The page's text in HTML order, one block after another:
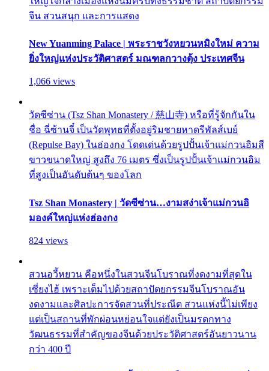
จีน สวนสนุก และการแสดง
New Yuanming Palace | พระราชวังหยวนหมิงใหม่ ความ
ยิ่งใหญ่แห่งประวัติศาสตร์ มณฑลกวางตุ้ง ประเทศจีน
1,066 views
วัดซีซ่าน (Tsz Shan Monastery / 慈山寺) หรือที่รู้จักกันใน
ชื่อ ฉี่ซ้านจี๋ เป็นวัดพุทธที่ตั้งอยู่ริมชายหาดรีพัลส์เบย์
(Repulse Bay) ในฮ่องกง โดดเด่นด้วยรูปปั้นเจ้าแม่กวนอิมสี
ขาวขนาดใหญ่ สูงถึง 76 เมตร ซึ่งเป็นรูปปั้นเจ้าแม่กวนอิม
ที่สูงเป็นอันดับต้นๆ ของโลก
Tsz Shan Monastery | วัดซีซ่าน…งามสง่าเจ้าแม่กวนอิ
มองค์ใหญ่แห่งฮ่องกง
824 views
สวนอวี้หยวน คือหนึ่งในสวนจีนโบราณที่งดงามที่สุดใน
เซี่ยงไฮ้ เพราะเต็มไปด้วยสถาปัตยกรรมจีนโบราณอัน
งดงามและศิลปะการจัดสวนที่ประณีต สวนแห่งนี้ไม่เพียง
แต่เป็นสถานที่พักผ่อนหย่อนใจแต่ยังเป็นมรดกทาง
วัฒนธรรมที่สำคัญของจีนด้วยประวัติศาสตร์อันยาวนาน
กว่า 400 ปี